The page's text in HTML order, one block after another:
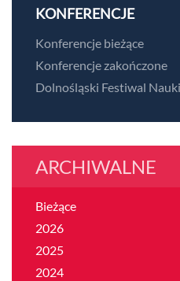
KONFERENCJE
Konferencje bieżące
Konferencje zakończone
Dolnośląski Festiwal Nauki
ARCHIWALNE
Bieżące
2026
2025
2024